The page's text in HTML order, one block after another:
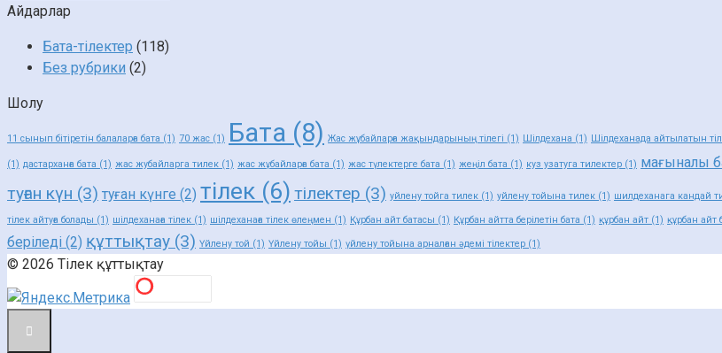
Айдарлар
Бата-тілектер (118)
Без рубрики (2)
Шолу
11 сынып бітіретін балаларға бата (1) 70 жас (1) Бата (8) Жас жұбайларға жақындарының тілегі (1) Шілдехана (1) Шілдеханада айтылатын
(1) дастарханға бата (1) жас жубайларга тилек (1) жас жұбайларға бата (1) жас түлектерге бата (1) жеңіл бата (1) куз узатуга тилектер (1) мағыналы
туған күн (3) туған күнге (2) тілек (6) тілектер (3) уйлену тойга тилек (1) уйлену тойына тилек (1) шилдеханага кандай
тілек айтуға болады (1) шілдеханаға тілек (1) шілдеханаға тілек өлеңмен (1) Құрбан айт батасы (1) Құрбан айтта берілетін бата (1) құрбан айт (1) құрбан айт
беріледі (2) құттықтау (3) Үйлену той (1) Үйлену тойы (1) үйлену тойына арналған әдемі тілектер (1)
© 2026 Тілек құттықтау